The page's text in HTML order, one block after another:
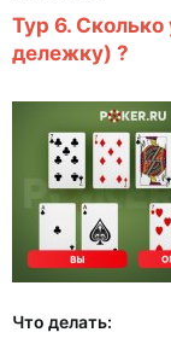
Тур 6. Сколько
дележку) ?
Что делать: